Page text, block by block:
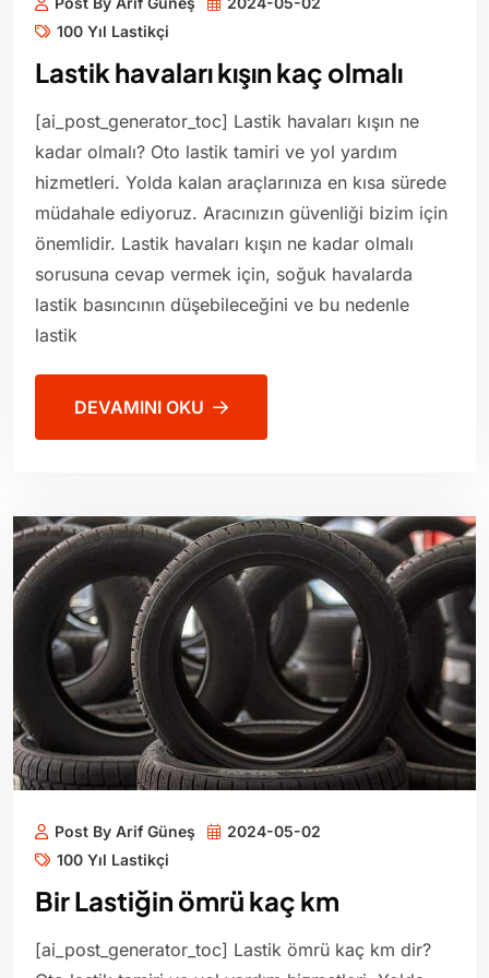
100 Yıl Lastikçi
Lastik havaları kışın kaç olmalı
[ai_post_generator_toc] Lastik havaları kışın ne
kadar olmalı? Oto lastik tamiri ve yol yardım
hizmetleri. Yolda kalan araçlarınıza en kısa sürede
müdahale ediyoruz. Aracınızın güvenliği bizim için
önemlidir. Lastik havaları kışın ne kadar olmalı
sorusuna cevap vermek için, soğuk havalarda
lastik basıncının düşebileceğini ve bu nedenle
lastik
DEVAMINI OKU
Post By Arif Güneş
2024-05-02
100 Yıl Lastikçi
Bir Lastiğin ömrü kaç km
[ai_post_generator_toc] Lastik ömrü kaç km dir?